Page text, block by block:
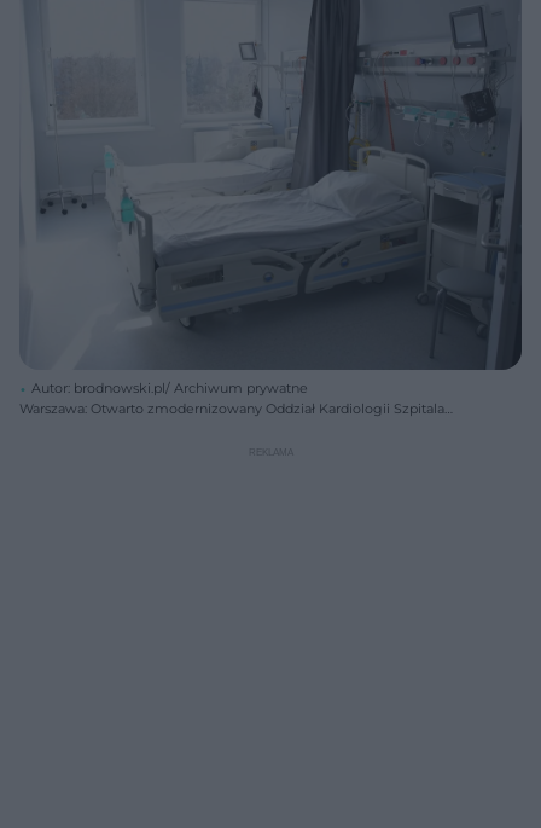
Autor: brodnowski.pl/ Archiwum prywatne
Warszawa: Otwarto zmodernizowany Oddział Kardiologii Szpitala